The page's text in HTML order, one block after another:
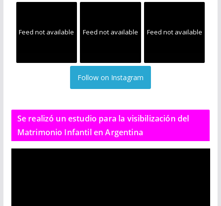
Feed not available Feed not available Feed not available
Follow on Instagram
Se realizó un estudio para la visibilización del
Matrimonio Infantil en Argentina